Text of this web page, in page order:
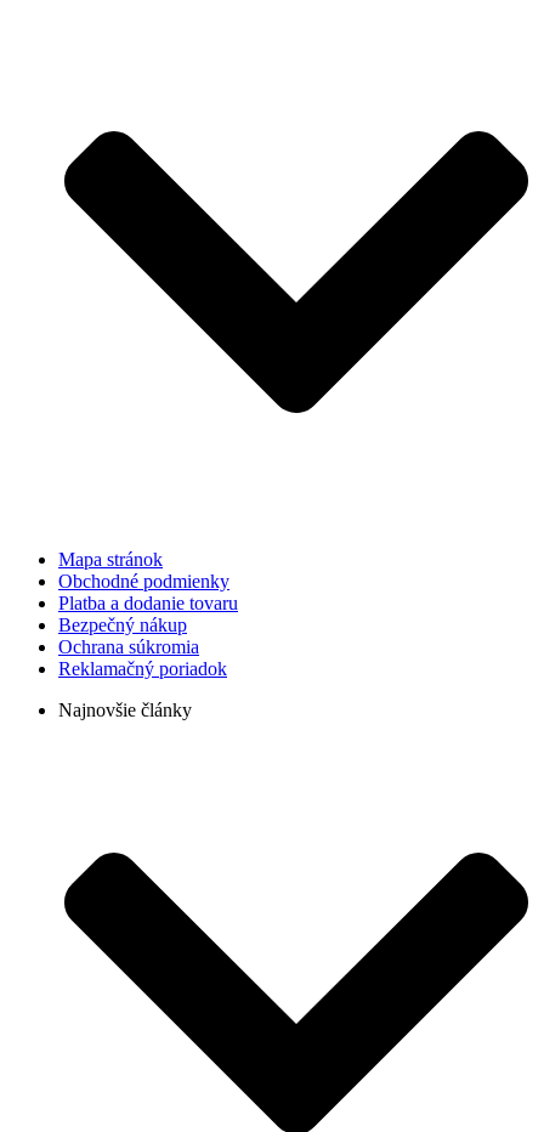
Mapa stránok
Obchodné podmienky
Platba a dodanie tovaru
Bezpečný nákup
Ochrana súkromia
Reklamačný poriadok
Najnovšie články